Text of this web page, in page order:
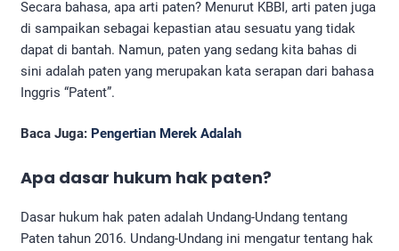
Secara bahasa, apa arti paten? Menurut KBBI, arti paten juga
di sampaikan sebagai kepastian atau sesuatu yang tidak
dapat di bantah. Namun, paten yang sedang kita bahas di
sini adalah paten yang merupakan kata serapan dari bahasa
Inggris “Patent”.
Baca Juga: Pengertian Merek Adalah
Apa dasar hukum hak paten?
Dasar hukum hak paten adalah Undang-Undang tentang
Paten tahun 2016. Undang-Undang ini mengatur tentang hak